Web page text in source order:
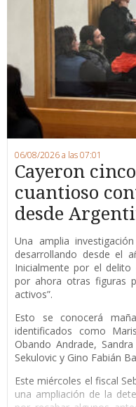
06/08/2026 a las 07:01
Cayeron
cuantioso
desde
Una amplia
desarrollando desde el
Inicialmente por el
por ahora otras figuras
activos”.
Esto se conocerá
identificados como
Obando Andrade,
Sekulovic y Gino Fabián
Este miércoles el fiscal
una ampliación de la